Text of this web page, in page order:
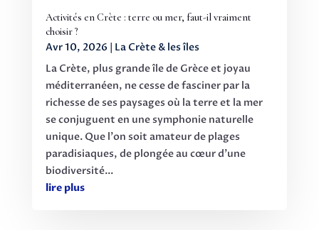
Activités en Crète : terre ou mer, faut-il vraiment
choisir ?
Avr 10, 2026
La Crète & les îles
La Crète, plus grande île de Grèce et joyau
méditerranéen, ne cesse de fasciner par la
richesse de ses paysages où la terre et la mer
se conjuguent en une symphonie naturelle
unique. Que l'on soit amateur de plages
paradisiaques, de plongée au cœur d’une
biodiversité...
lire plus